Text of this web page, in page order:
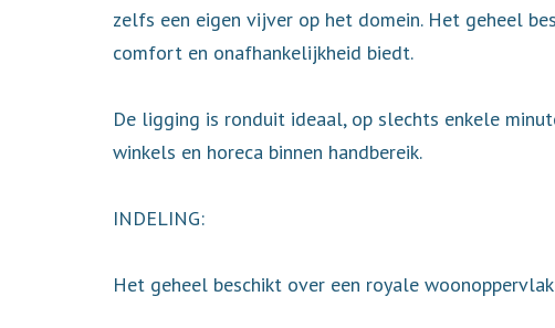
zelfs een eigen vijver op het domein. Het geheel
comfort en onafhankelijkheid biedt.
De ligging is ronduit ideaal, op slechts enkele
winkels en horeca binnen handbereik.
INDELING:
Het geheel beschikt over een royale